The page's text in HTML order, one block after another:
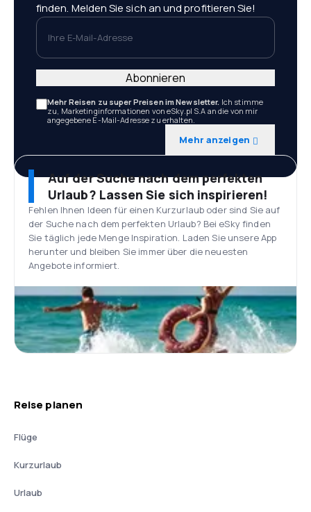
finden. Melden Sie sich an und profitieren Sie!
Ihre E-Mail-Adresse
Mehr Reisen zu super Preisen im Newsletter. Ich stimme
zu, Marketinginformationen von eSky.pl S.A an die von mir
angegebene E-Mail-Adresse zu erhalten.
Mehr anzeigen
Abonnieren
Auf der Suche nach dem perfekten
Urlaub? Lassen Sie sich inspirieren!
Fehlen Ihnen Ideen für einen Kurzurlaub oder sind Sie auf
der Suche nach dem perfekten Urlaub? Bei eSky finden
Sie täglich jede Menge Inspiration. Laden Sie unsere App
herunter und bleiben Sie immer über die neuesten
Angebote informiert.
Reise planen
Flüge
Kurzurlaub
Urlaub